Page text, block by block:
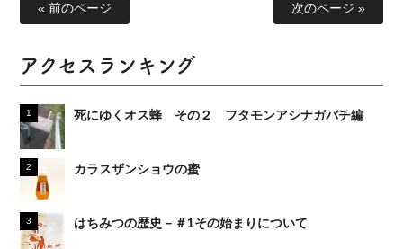
« 前のページ 次のページ »
アクセスランキング
死にゆくオス蜂 その２ フタモンアシナガバチ編
カラスザンショウの蜜
はちみつの歴史－＃1その始まりについて